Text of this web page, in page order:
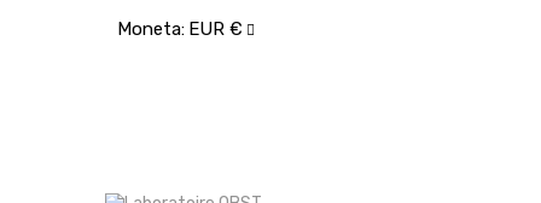
Moneta: EUR €